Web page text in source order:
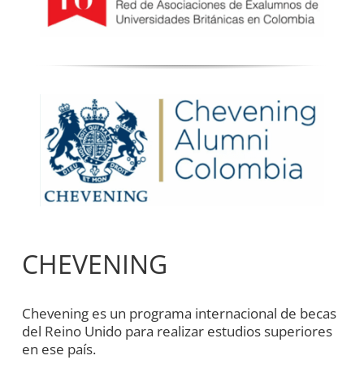
CHEVENING
Chevening es un programa internacional de becas
del Reino Unido para realizar estudios superiores
en ese país.